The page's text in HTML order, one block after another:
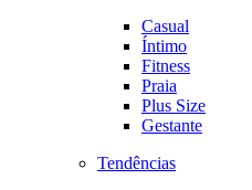
Casual
Íntimo
Fitness
Praia
Plus Size
Gestante
Tendências